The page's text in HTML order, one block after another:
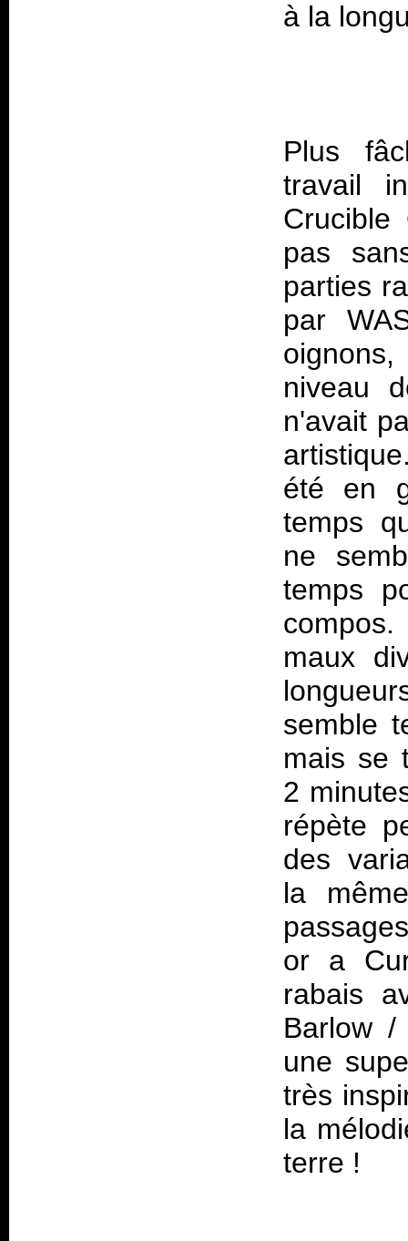
Plus
travail
Crucible
pas
parties
par
niveau
n'avait
été en
temps
ne
temps
maux
semble
mais se
2
répète
des
la
or a
rabais
Barlow /
une
très
la